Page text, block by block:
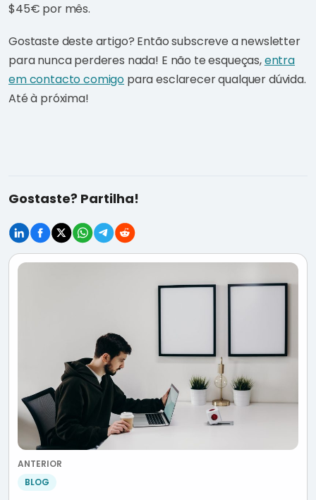
$45€ por mês.
Gostaste deste artigo? Então subscreve a newsletter
para nunca perderes nada! E não te esqueças,entra
em contacto comigo para esclarecer qualquer dúvida.
Até à próxima!
Gostaste? Partilha!
ANTERIOR
BLOG